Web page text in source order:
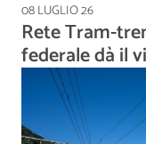
08 LUGLIO 26
Rete Tram-
federale dà il